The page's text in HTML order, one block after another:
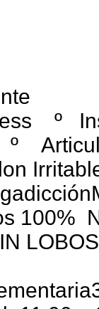
º
º
100%